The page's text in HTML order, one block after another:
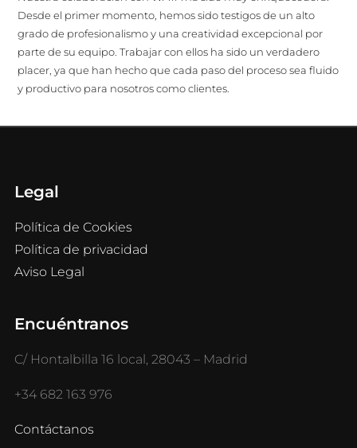
Desde el primer momento, hemos sido testigos de un alto
grado de profesionalismo y una creatividad excepcional por
parte de su equipo. Trabajar con ellos ha sido un verdadero
placer, ya que han hecho que cada paso del proceso sea fluido
y productivo para nosotros como clientes.
Legal
Política de Cookies
Política de privacidad
Aviso Legal
Encuéntranos
C/ Hontalbilla 16 local, 28043 – Madrid
+34 682 163 976
Contáctanos